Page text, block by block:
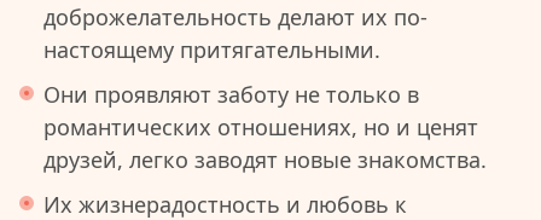
доброжелательность делают их по-
настоящему притягательными.
Они проявляют заботу не только в
романтических отношениях, но и ценят
друзей, легко заводят новые знакомства.
Их жизнерадостность и любовь к